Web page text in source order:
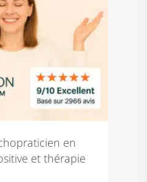
en
et thérapie